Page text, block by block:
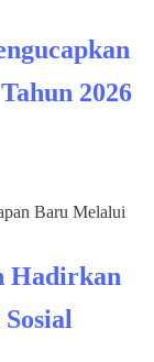
2026
Hadirkan